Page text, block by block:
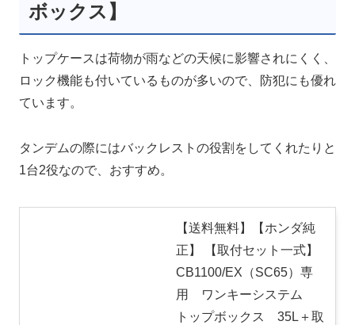
ボックス】
トップケースは荷物が雨などの天候に影響されにくく、
ロック機能も付いているものが多いので、防犯にも優れ
ています。
タンデムの際にはバックレストの役割をしてくれたりと
1台2役なので、おすすめ。
【送料無料】【ホンダ純
正】 【取付セット一式】
CB1100/EX（SC65）専
用 ワンキーシステム
トップボックス 35L＋取